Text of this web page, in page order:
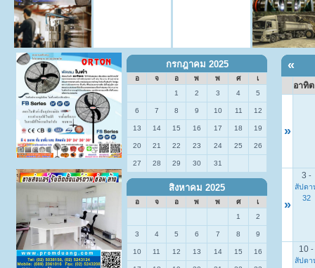
กรกฎาคม 2025
อ จ อ พ พ ศ
เ
1
2 3 4 5
6 7 8 9 10 11 12
13 14 15 16 17 18 19
20 21 22 23 24 25 26
27 28 29 30 31
สิงหาคม 2025
อ จ อ พ พ ศ
เ
1
2
3 4 5 6 7 8 9
10 11 12 13 14 15 16
«
อาทิ
»
»
3 -
สัปดา
32
10 -
สัปดา